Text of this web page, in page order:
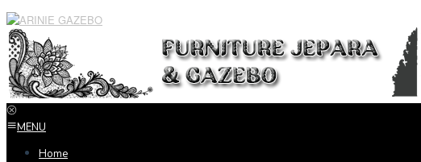
Loncat
ke
konten
MENU
Home